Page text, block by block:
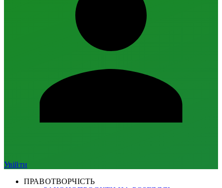
Увійти
ПРАВОТВОРЧІСТЬ